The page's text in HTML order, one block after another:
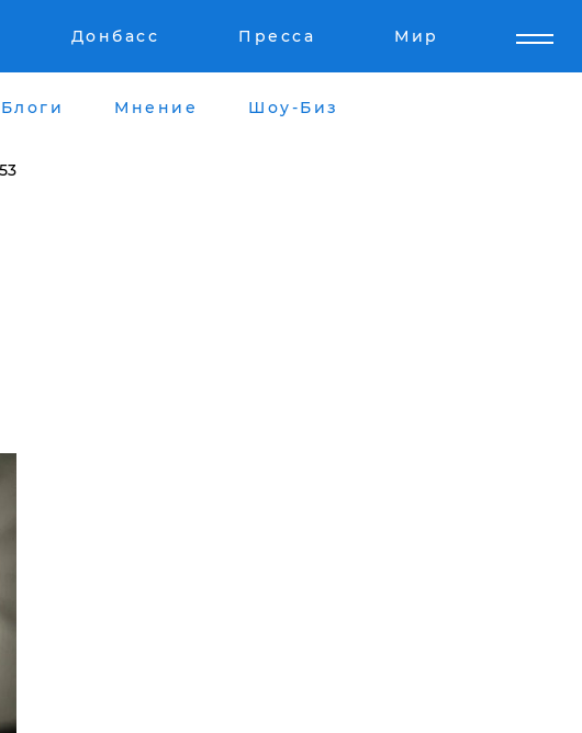
Донбасс Пресса Мир
Блоги Мнение Шоу-Биз